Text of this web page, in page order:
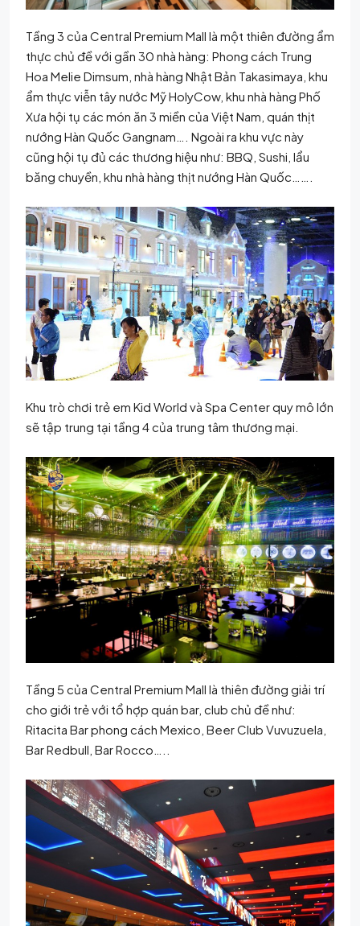
Tầng 3 của Central Premium Mall là một thiên đường ẩm
thực chủ đề với gần 30 nhà hàng: Phong cách Trung
Hoa Melie Dimsum, nhà hàng Nhật Bản Takasimaya, khu
ẩm thực viễn tây nước Mỹ HolyCow, khu nhà hàng Phố
Xưa hội tụ các món ăn 3 miền của Việt Nam, quán thịt
nướng Hàn Quốc Gangnam…. Ngoài ra khu vực này
cũng hội tụ đủ các thương hiệu như: BBQ, Sushi, lẩu
băng chuyền, khu nhà hàng thịt nướng Hàn Quốc…….
Khu trò chơi trẻ em Kid World và Spa Center quy mô lớn
sẽ tập trung tại tầng 4 của trung tâm thương mại.
Tầng 5 của Central Premium Mall là thiên đường giải trí
cho giới trẻ với tổ hợp quán bar, club chủ đề như:
Ritacita Bar phong cách Mexico, Beer Club Vuvuzuela,
Bar Redbull, Bar Rocco…..